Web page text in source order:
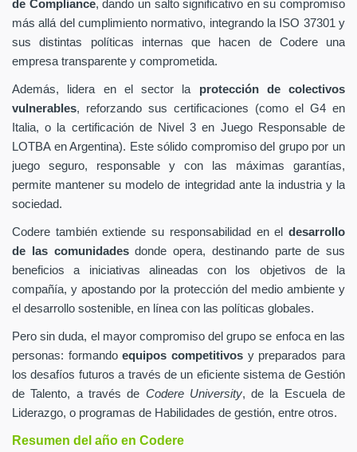
de Compliance, dando un salto significativo en su compromiso
más allá del cumplimiento normativo, integrando la ISO 37301 y
sus distintas políticas internas que hacen de Codere una
empresa transparente y comprometida.
Además, lidera en el sector la protección de colectivos
vulnerables, reforzando sus certificaciones (como el G4 en
Italia, o la certificación de Nivel 3 en Juego Responsable de
LOTBA en Argentina). Este sólido compromiso del grupo por un
juego seguro, responsable y con las máximas garantías,
permite mantener su modelo de integridad ante la industria y la
sociedad.
Codere también extiende su responsabilidad en el desarrollo
de las comunidadesdonde opera, destinando parte de sus
beneficios a iniciativas alineadas con los objetivos de la
compañía, y apostando por la protección del medio ambiente y
el desarrollo sostenible, en línea con las políticas globales.
Pero sin duda, el mayor compromiso del grupo se enfoca en las
personas: formandoequipos competitivos y preparados para
los desafíos futuros a través de un eficiente sistema de Gestión
de Talento, a través de Codere University, de la Escuela de
Liderazgo, o programas de Habilidades de gestión, entre otros.
Resumen del año en Codere